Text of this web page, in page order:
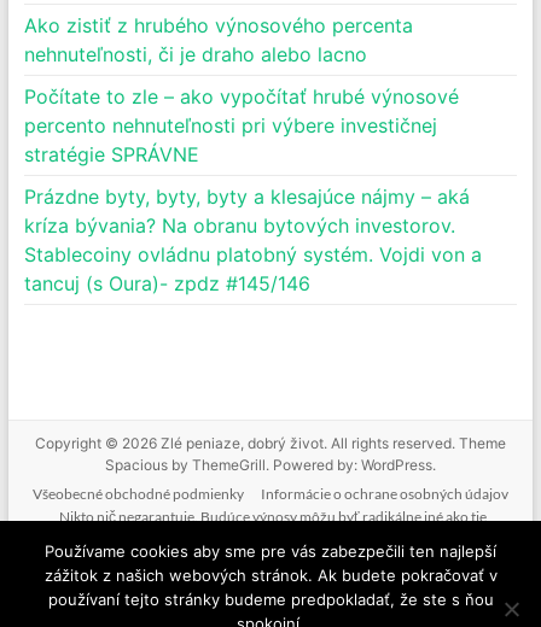
Ako zistiť z hrubého výnosového percenta
nehnuteľnosti, či je draho alebo lacno
Počítate to zle – ako vypočítať hrubé výnosové
percento nehnuteľnosti pri výbere investičnej
stratégie SPRÁVNE
Prázdne byty, byty, byty a klesajúce nájmy – aká
kríza bývania? Na obranu bytových investorov.
Stablecoiny ovládnu platobný systém. Vojdi von a
tancuj (s Oura)- zpdz #145/146
Copyright © 2026 Zlé peniaze, dobrý život. All rights reserved. Theme
Spaciousby ThemeGrill. Powered by: WordPress.
Všeobecné obchodné podmienky
Informácie o ochrane osobných údajov
Nikto nič negarantuje. Budúce výnosy môžu byť radikálne iné ako tie
doterajšie. Nikto nevie predpovedať budúcnosť. Tak ako nebudeme mať podiel
na vašich ziskoch, nenesieme zodpovednosť ani za vaše straty. Poskytované
informácie nie sú investičným odporúčaním. Nič z toho, čo je na tejto stránke, v
mailoch, v produktoch alebo službách nie je žiadnou formou finančného
Používame cookies aby sme pre vás zabezpečili ten najlepší
zážitok z našich webových stránok. Ak budete pokračovať v
používaní tejto stránky budeme predpokladať, že ste s ňou